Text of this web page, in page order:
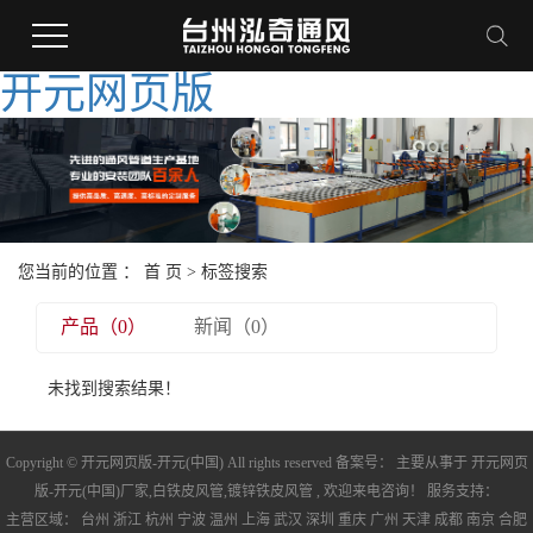
开元网页版
您当前的位置 ： 首 页 > 标签搜索
产品（0） 新闻（0）
未找到搜索结果！
Copyright © 开元网页版-开元(中国) All rights reserved 备案号： 主要从事于 开元网页
版-开元(中国)厂家, 白铁皮风管,镀锌铁皮风管 , 欢迎来电咨询！ 服务支持：
主营区域： 台州 浙江 杭州 宁波 温州 上海 武汉 深圳 重庆 广州 天津 成都 南京 合肥